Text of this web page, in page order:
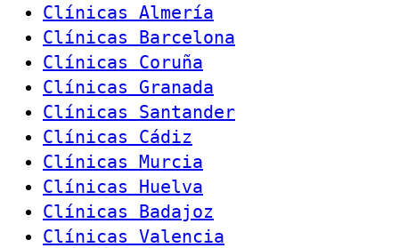
Clínicas Almería
Clínicas Barcelona
Clínicas Coruña
Clínicas Granada
Clínicas Santander
Clínicas Cádiz
Clínicas Murcia
Clínicas Huelva
Clínicas Badajoz
Clínicas Valencia